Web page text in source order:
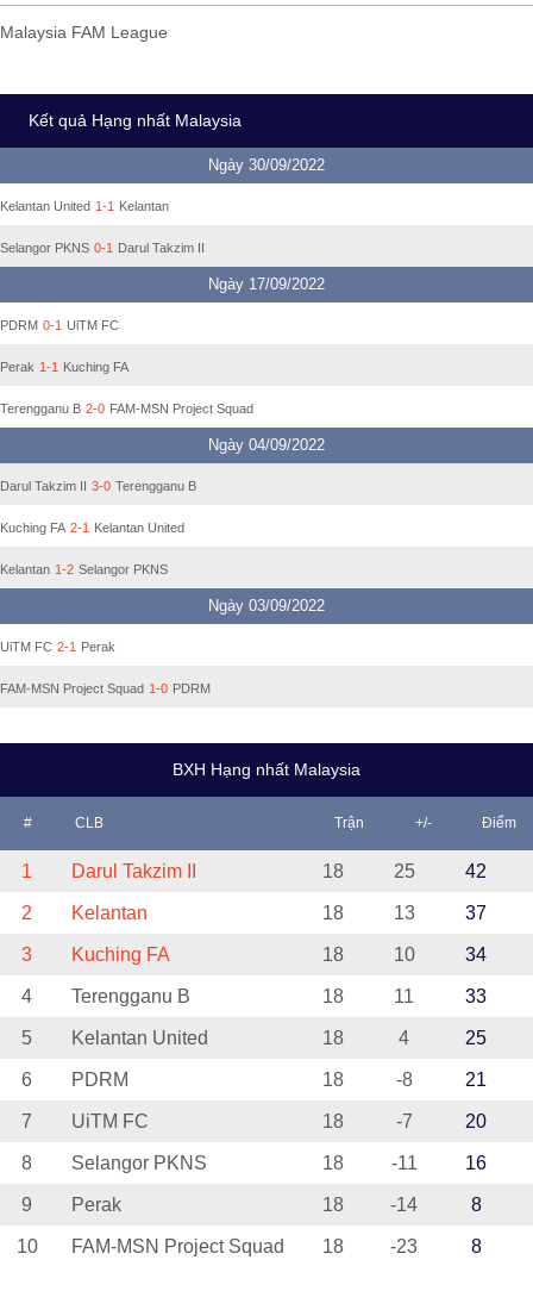
Malaysia FAM League
Kết quả Hạng nhất Malaysia
Ngày 30/09/2022
Kelantan United 1-1 Kelantan
Selangor PKNS 0-1 Darul Takzim II
Ngày 17/09/2022
PDRM 0-1 UiTM FC
Perak 1-1 Kuching FA
Terengganu B 2-0 FAM-MSN Project Squad
Ngày 04/09/2022
Darul Takzim II 3-0 Terengganu B
Kuching FA 2-1 Kelantan United
Kelantan 1-2 Selangor PKNS
Ngày 03/09/2022
UiTM FC 2-1 Perak
FAM-MSN Project Squad 1-0 PDRM
BXH Hạng nhất Malaysia
# CLB Trận +/- Điểm
1 Darul Takzim II 18 25 42
2 Kelantan 18 13 37
3 Kuching FA 18 10 34
4 Terengganu B 18 11 33
5 Kelantan United 18 4 25
6 PDRM 18 -8 21
7 UiTM FC 18 -7 20
8 Selangor PKNS 18 -11 16
9 Perak 18 -14 8
10 FAM-MSN Project Squad 18 -23 8